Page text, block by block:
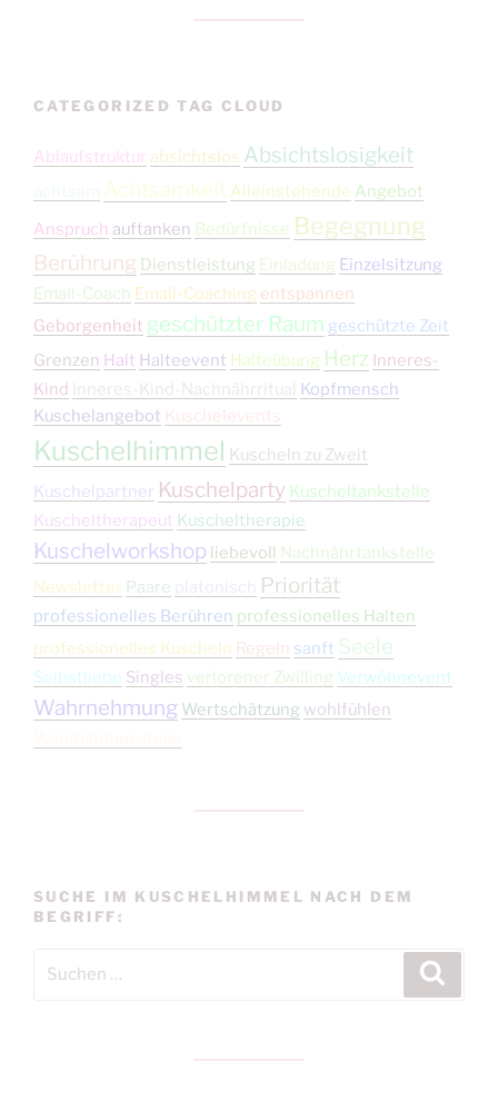
CATEGORIZED TAG CLOUD
Ablaufstruktur absichtslos Absichtslosigkeit
Achtsamkeit Alleinstehende Angebot
Anspruch auftanken Bedürfnisse Begegnung
Berührung Dienstleistung Einladung Einzelsitzung
Email-Coach Email-Coaching entspannen
Geborgenheit geschützter Raum geschützte Zeit
Grenzen Halt Halteevent Halteübung Herz Inneres-
Kind
Inneres-Kind-Nachnährritual
Kopfmensch
Kuschelangebot Kuschelevents
Kuschelhimmel Kuscheln zu Zweit
Kuschelpartner Kuschelparty Kuscheltankstelle
Kuscheltherapeut Kuscheltherapie
Kuschelworkshop liebevoll Nachnährtankstelle
Newsletter Paare Priorität
professionelles Berühren professionelles Halten
professionelles Kuscheln Regeln sanft Seele
Selbstliebe Singles verlorener Zwilling Verwöhnevent
Wahrnehmung Wertschätzung wohlfühlen
SUCHE IM KUSCHELHIMMEL NACH DEM
BEGRIFF: